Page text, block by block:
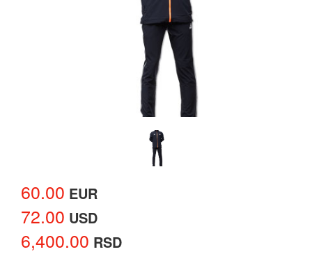
60.00 EUR
72.00 USD
6,400.00 RSD